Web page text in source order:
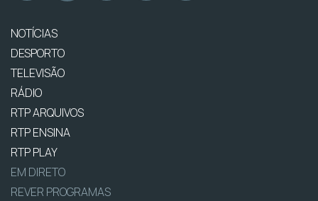
NOTÍCIAS
DESPORTO
TELEVISÃO
RÁDIO
RTP ARQUIVOS
RTP ENSINA
RTP PLAY
EM DIRETO
REVER PROGRAMAS